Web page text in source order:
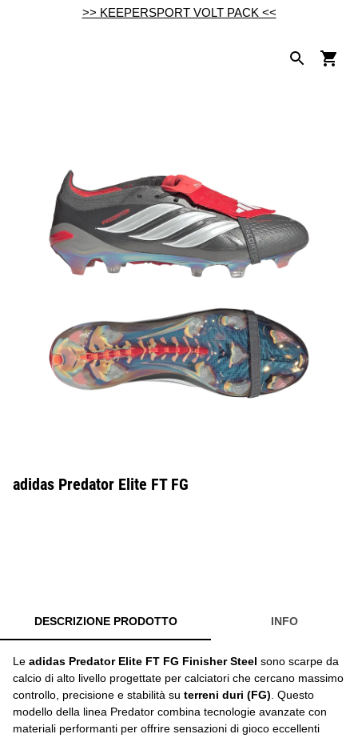
>> KEEPERSPORT VOLT PACK <<
adidas Predator Elite FT FG
DESCRIZIONE PRODOTTO INFO
Le adidas Predator Elite FT FG Finisher Steel sono scarpe da
calcio di alto livello progettate per calciatori che cercano massimo
controllo, precisione e stabilità su terreni duri (FG) . Questo
modello della linea Predator combina tecnologie avanzate con
materiali performanti per offrire sensazioni di gioco eccellenti